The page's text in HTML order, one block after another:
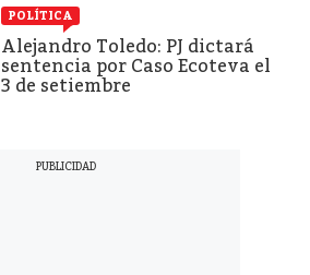
POLÍTICA
Alejandro Toledo: PJ dictará
sentencia por Caso Ecoteva el
3 de setiembre